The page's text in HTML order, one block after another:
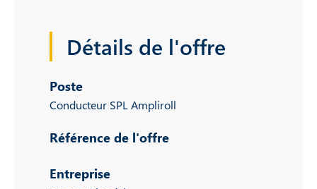
Détails de l'offre
Poste
Conducteur SPL Ampliroll
Référence de l'offre
Entreprise